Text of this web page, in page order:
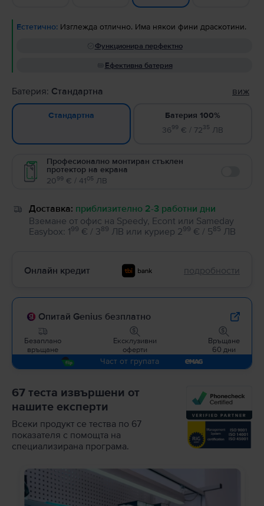
Естетично: Изглежда отлично. Има някои фини драскотини.
Функционира перфектно
Ефективна батерия
Батерия: Стандартна виж
Стандартна
Батерия 100%
3699 € / 7235 ЛВ
Професионално монтиран стъклен
протектор на екрана
2099 € / 4105 ЛВ
Доставка: приблизително 2-3 работни дни
Вземане от офис на Speedy, Econt или Sameday
Easybox: 199 € / 389 ЛВ или куриер 299 € / 585 ЛВ
Онлайн кредит подробности
Опитай Genius безплатно
Безаплано
връщане
Ексклузивни
оферти
Връщане
60 дни
Част от групата
67 теста извършени от
нашите експерти
Всеки продукт се тества по 67
показателя с помощта на
специализирана програма.